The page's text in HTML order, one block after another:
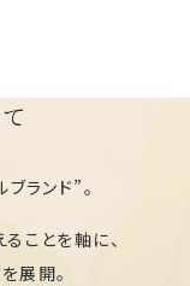
ランド”。
ことを軸に、
展開。